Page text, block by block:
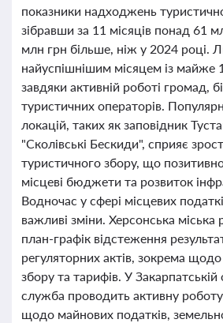
показники надходжень
зібравши за 11 місяців понад 61
млн грн більше, ніж у 2024 році.
найуспішнішим місяцем із майже
завдяки активній роботі громад,
туристичних операторів.
локацій, таких як заповідник
"Сколівські Бескиди", сприяє
туристичного збору, що
місцеві бюджети та розвиток
Водночас у сфері місцевих
важливі зміни. Херсонська міська
план-графік відстеження
регуляторних актів, зокрема
збору та тарифів. У Закарпатській
служба проводить активну
щодо майнових податків,